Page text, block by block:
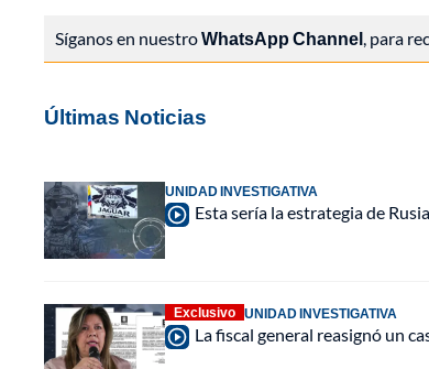
Síganos en nuestroWhatsApp Channel, para
Últimas Noticias
UNIDAD INVESTIGATIVA
Esta sería la estrategia de
Exclusivo UNIDAD INVESTIGATIVA
La fiscal general reasignó un